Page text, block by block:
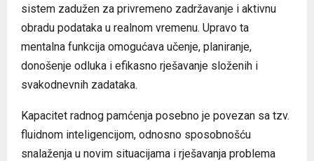
sistem zadužen za privremeno zadržavanje i aktivnu
obradu podataka u realnom vremenu. Upravo ta
mentalna funkcija omogućava učenje, planiranje,
donošenje odluka i efikasno rješavanje složenih i
svakodnevnih zadataka.
Kapacitet radnog pamćenja posebno je povezan sa tzv.
fluidnom inteligencijom, odnosno sposobnošću
snalaženja u novim situacijama i rješavanja problema